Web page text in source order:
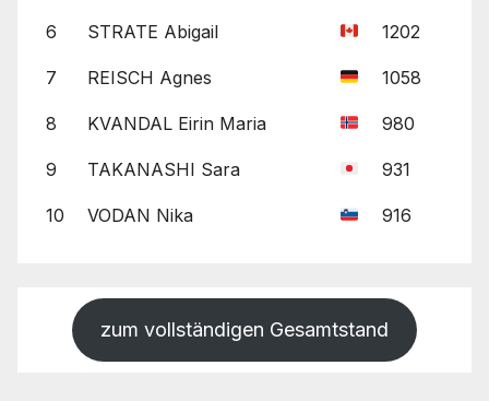
6 STRATE Abigail 1202
7 REISCH Agnes 1058
8 KVANDAL Eirin Maria 980
9 TAKANASHI Sara 931
10 VODAN Nika 916
zum vollständigen Gesamtstand